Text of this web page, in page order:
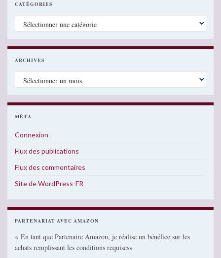
CATÉGORIES
Catégories
ARCHIVES
Archives
MÉTA
Connexion
Flux des publications
Flux des commentaires
Site de WordPress-FR
PARTENARIAT AVEC AMAZON
« En tant que Partenaire Amazon, je réalise un bénéfice sur les
achats remplissant les conditions requises»